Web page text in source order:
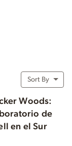
Sort By
Woods:
de
en el Sur